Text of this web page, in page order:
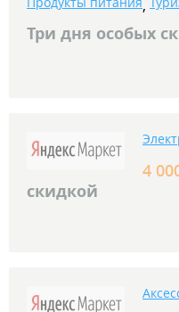
,
Три дня особых
4
скидкой